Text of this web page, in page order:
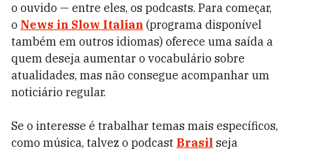
o ouvido — entre eles, os podcasts. Para começar,
o News in Slow Italian (programa disponível
também em outros idiomas) oferece uma saída a
quem deseja aumentar o vocabulário sobre
atualidades, mas não consegue acompanhar um
noticiário regular.
Se o interesse é trabalhar temas mais específicos,
como música, talvez o podcast Brasil seja